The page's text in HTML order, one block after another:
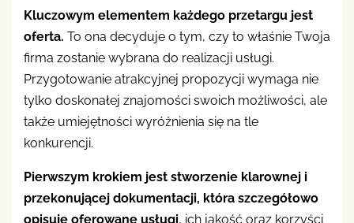
Kluczowym elementem każdego przetargu jest
oferta. To ona decyduje o tym, czy to właśnie Twoja
firma zostanie wybrana do realizacji usługi.
Przygotowanie atrakcyjnej propozycji wymaga nie
tylko doskonałej znajomości swoich możliwości, ale
także umiejętności wyróżnienia się na tle
konkurencji.
Pierwszym krokiem jest stworzenie klarownej i
przekonującej dokumentacji, która szczegółowo
opisuje oferowane usługi, ich jakość oraz korzyści